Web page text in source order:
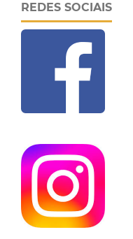
REDES SOCIAIS